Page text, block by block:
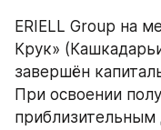
ERIELL Group на
Крук»
завершён
При освоении
приблизительным